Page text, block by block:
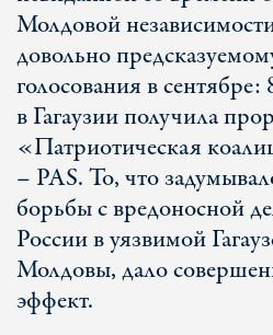
Молдовой
довольно
голосования в сентябре:
в Гагаузии получила
«Патриотическая
– PAS. То, что
борьбы с вредоносной
России в уязвимой
Молдовы, дало
эффект.